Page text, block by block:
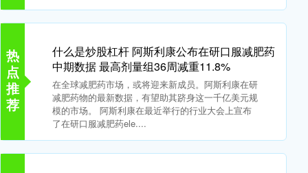
热
点
推
荐
什么是炒股杠杆 阿斯利康公布在研口服减肥药
中期数据 最高剂量组36周减重11.8%
在全球减肥药市场，或将迎来新成员。阿斯利康在研
减肥药物的最新数据，有望助其跻身这一千亿美元规
模的市场。 阿斯利康在最近举行的行业大会上宣布
了在研口服减肥药ele....